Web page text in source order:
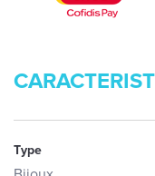
Type